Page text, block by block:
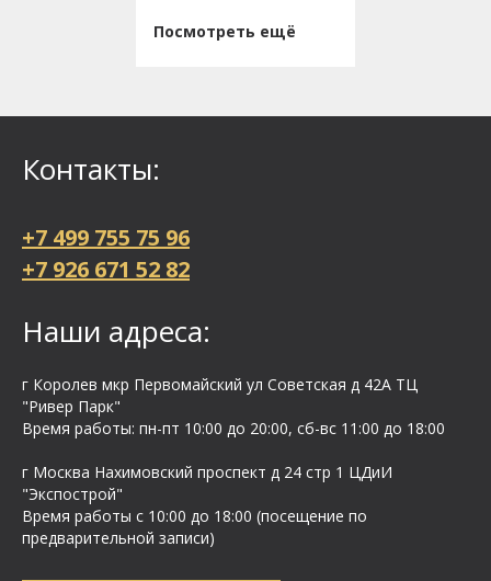
Посмотреть ещё
Контакты:
+7 499 755 75 96
+7 926 671 52 82
Наши адреса:
г Королев мкр Первомайский ул Cоветская д 42А ТЦ
"Ривер Парк"
Время работы: пн-пт 10:00 до 20:00, сб-вс 11:00 до 18:00
г Москва Нахимовский проспект д 24 стр 1 ЦДиИ
"Экспострой"
Время работы с 10:00 до 18:00 (посещение по
предварительной записи)